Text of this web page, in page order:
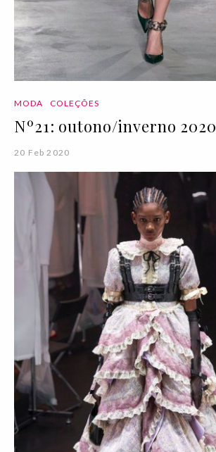
MODA COLEÇÕES
Nº21: outono/inverno 2020
20 Feb 2020